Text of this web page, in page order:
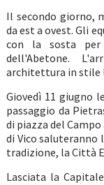
Il secondo giorno,
da est a ovest. Gli
con la sosta
dell'Abetone.
architettura in stile
Giovedì 11 giugno
passaggio da
di piazza del
di Vico saluteranno
tradizione, la Città
Lasciata la